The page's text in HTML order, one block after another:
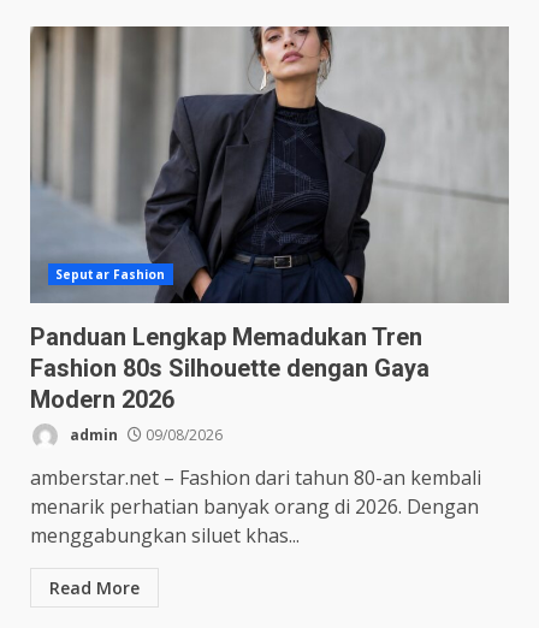
Seputar Fashion
Panduan Lengkap Memadukan Tren
Fashion 80s Silhouette dengan Gaya
Modern 2026
admin 09/08/2026
amberstar.net – Fashion dari tahun 80-an kembali
menarik perhatian banyak orang di 2026. Dengan
menggabungkan siluet khas...
Read More